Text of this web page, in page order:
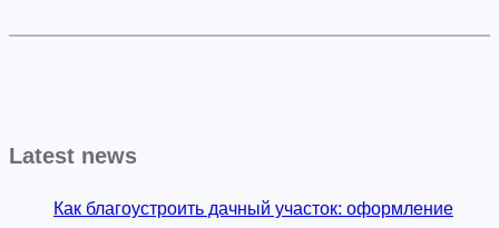
Latest news
Как благоустроить дачный участок: оформление